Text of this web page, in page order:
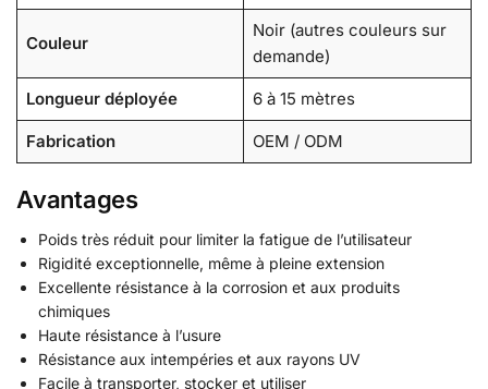
Couleur
Noir (autres couleurs sur
demande)
Longueur déployée 6 à 15 mètres
Fabrication OEM / ODM
Avantages
Poids très réduit pour limiter la fatigue de l’utilisateur
Rigidité exceptionnelle, même à pleine extension
Excellente résistance à la corrosion et aux produits
chimiques
Haute résistance à l’usure
Résistance aux intempéries et aux rayons UV
Facile à transporter, stocker et utiliser